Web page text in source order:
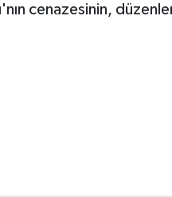
cenazesinin,